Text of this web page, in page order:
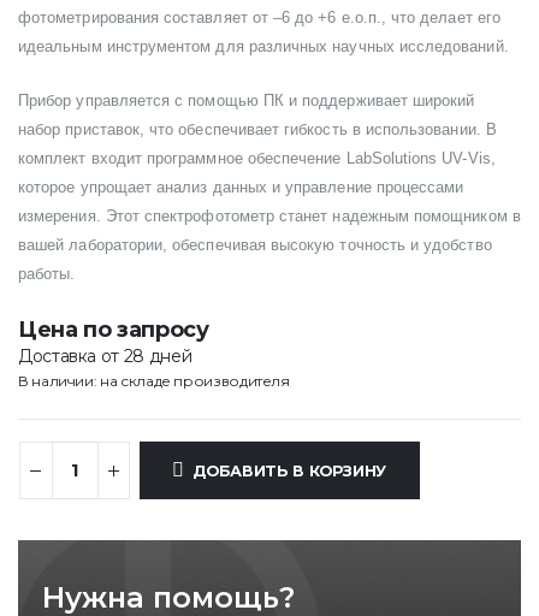
фотометрирования составляет от –6 до +6 е.о.п., что делает его
идеальным инструментом для различных научных исследований.
Прибор управляется с помощью ПК и поддерживает широкий
набор приставок, что обеспечивает гибкость в использовании. В
комплект входит программное обеспечение LabSolutions UV-Vis,
которое упрощает анализ данных и управление процессами
измерения. Этот спектрофотометр станет надежным помощником в
вашей лаборатории, обеспечивая высокую точность и удобство
работы.
Цена по запросу
Доставка от 28 дней
В наличии: на складе производителя
ДОБАВИТЬ В КОРЗИНУ
Нужна помощь?